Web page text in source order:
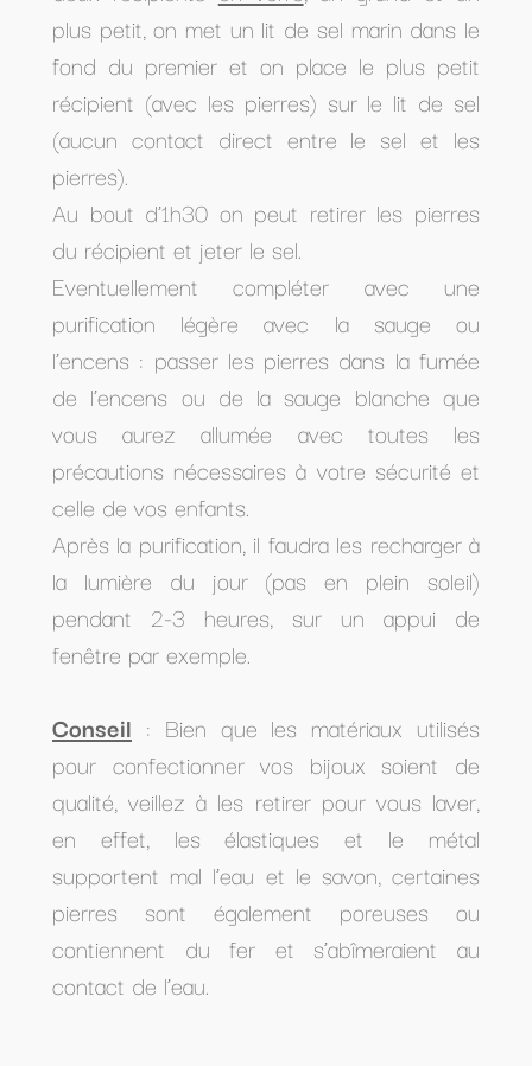
plus petit, on met un lit de sel marin dans le
fond du premier et on place le plus petit
récipient (avec les pierres) sur le lit de sel
(aucun contact direct entre le sel et les
pierres).
Au bout d’1h30 on peut retirer les pierres
du récipient et jeter le sel.
Eventuellement compléter avec une
purification légère avec la sauge ou
l’encens : passer les pierres dans la fumée
de l’encens ou de la sauge blanche que
vous aurez allumée avec toutes les
précautions nécessaires à votre sécurité et
celle de vos enfants.
Après la purification, il faudra les recharger à
la lumière du jour (pas en plein soleil)
pendant 2-3 heures, sur un appui de
fenêtre par exemple.
Conseil : Bien que les matériaux utilisés
pour confectionner vos bijoux soient de
qualité, veillez à les retirer pour vous laver,
en effet, les élastiques et le métal
supportent mal l’eau et le savon, certaines
pierres sont également poreuses ou
contiennent du fer et s’abîmeraient au
contact de l’eau.